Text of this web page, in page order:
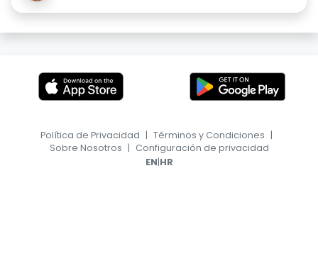
Política de Privacidad | Términos y Condiciones |
Sobre Nosotros | Configuración de privacidad
EN|HR